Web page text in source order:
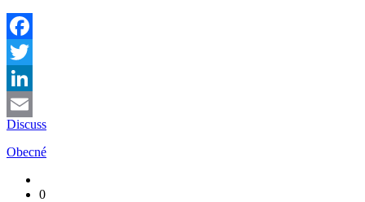
Facebook
Twitter
LinkedIn
Email
Discuss
Obecné
0